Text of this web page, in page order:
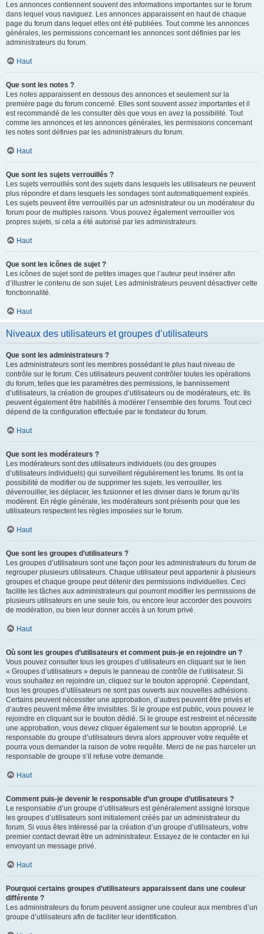
Les annonces contiennent souvent des informations importantes sur le forum
dans lequel vous naviguez. Les annonces apparaissent en haut de chaque
page du forum dans lequel elles ont été publiées. Tout comme les annonces
générales, les permissions concernant les annonces sont définies par les
administrateurs du forum.
Haut
Que sont les notes ?
Les notes apparaissent en dessous des annonces et seulement sur la
première page du forum concerné. Elles sont souvent assez importantes et il
est recommandé de les consulter dès que vous en avez la possibilité. Tout
comme les annonces et les annonces générales, les permissions concernant
les notes sont définies par les administrateurs du forum.
Haut
Que sont les sujets verrouillés ?
Les sujets verrouillés sont des sujets dans lesquels les utilisateurs ne peuvent
plus répondre et dans lesquels les sondages sont automatiquement expirés.
Les sujets peuvent être verrouillés par un administrateur ou un modérateur du
forum pour de multiples raisons. Vous pouvez également verrouiller vos
propres sujets, si cela a été autorisé par les administrateurs.
Haut
Que sont les icônes de sujet ?
Les icônes de sujet sont de petites images que l’auteur peut insérer afin
d’illustrer le contenu de son sujet. Les administrateurs peuvent désactiver cette
fonctionnalité.
Haut
Niveaux des utilisateurs et groupes d’utilisateurs
Que sont les administrateurs ?
Les administrateurs sont les membres possédant le plus haut niveau de
contrôle sur le forum. Ces utilisateurs peuvent contrôler toutes les opérations
du forum, telles que les paramètres des permissions, le bannissement
d’utilisateurs, la création de groupes d’utilisateurs ou de modérateurs, etc. Ils
peuvent également être habilités à modérer l’ensemble des forums. Tout ceci
dépend de la configuration effectuée par le fondateur du forum.
Haut
Que sont les modérateurs ?
Les modérateurs sont des utilisateurs individuels (ou des groupes
d’utilisateurs individuels) qui surveillent régulièrement les forums. Ils ont la
possibilité de modifier ou de supprimer les sujets, les verrouiller, les
déverrouiller, les déplacer, les fusionner et les diviser dans le forum qu’ils
modèrent. En règle générale, les modérateurs sont présents pour que les
utilisateurs respectent les règles imposées sur le forum.
Haut
Que sont les groupes d’utilisateurs ?
Les groupes d’utilisateurs sont une façon pour les administrateurs du forum de
regrouper plusieurs utilisateurs. Chaque utilisateur peut appartenir à plusieurs
groupes et chaque groupe peut détenir des permissions individuelles. Ceci
facilite les tâches aux administrateurs qui pourront modifier les permissions de
plusieurs utilisateurs en une seule fois, ou encore leur accorder des pouvoirs
de modération, ou bien leur donner accès à un forum privé.
Haut
Où sont les groupes d’utilisateurs et comment puis-je en rejoindre un ?
Vous pouvez consulter tous les groupes d’utilisateurs en cliquant sur le lien
« Groupes d’utilisateurs » depuis le panneau de contrôle de l’utilisateur. Si
vous souhaitez en rejoindre un, cliquez sur le bouton approprié. Cependant,
tous les groupes d’utilisateurs ne sont pas ouverts aux nouvelles adhésions.
Certains peuvent nécessiter une approbation, d’autres peuvent être privés et
d’autres peuvent même être invisibles. Si le groupe est public, vous pouvez le
rejoindre en cliquant sur le bouton dédié. Si le groupe est restreint et nécessite
une approbation, vous devez cliquer également sur le bouton approprié. Le
responsable du groupe d’utilisateurs devra alors approuver votre requête et
pourra vous demander la raison de votre requête. Merci de ne pas harceler un
responsable de groupe s’il refuse votre demande.
Haut
Comment puis-je devenir le responsable d’un groupe d’utilisateurs ?
Le responsable d’un groupe d’utilisateurs est généralement assigné lorsque
les groupes d’utilisateurs sont initialement créés par un administrateur du
forum. Si vous êtes intéressé par la création d’un groupe d’utilisateurs, votre
premier contact devrait être un administrateur. Essayez de le contacter en lui
envoyant un message privé.
Haut
Pourquoi certains groupes d’utilisateurs apparaissent dans une couleur
différente ?
Les administrateurs du forum peuvent assigner une couleur aux membres d’un
groupe d’utilisateurs afin de faciliter leur identification.